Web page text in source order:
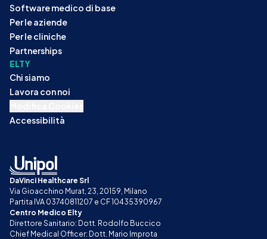
Software medico di base
Per le aziende
Per le cliniche
Partnerships
ELTY
Chi siamo
Lavora con noi
Accessibilità
DaVinci Healthcare Srl
Via Gioacchino Murat, 23, 20159, Milano
Partita IVA 03740811207 e CF 10435390967
Centro Medico Elty
Direttore Sanitario: Dott. Rodolfo Buccico
Chief Medical Officer: Dott. Mario Improta